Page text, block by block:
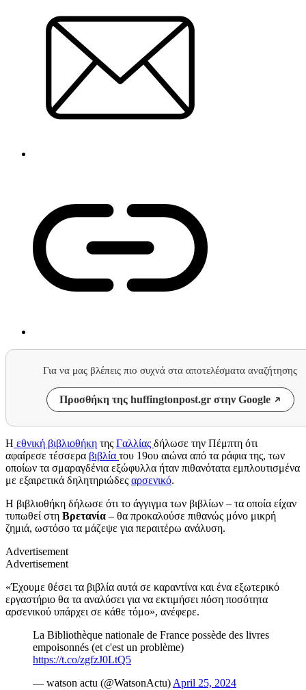
Για να μας βλέπεις πιο συχνά στα αποτελέσματα αναζήτησης
Προσθήκη της huffingtonpost.gr στην Google
Η εθνική βιβλιοθήκη της Γαλλίας δήλωσε την Πέμπτη ότι
αφαίρεσε τέσσερα βιβλία του 19ου αιώνα από τα ράφια της, των
οποίων τα σμαραγδένια εξώφυλλα ήταν πιθανότατα εμπλουτισμένα
με εξαιρετικά δηλητηριώδες αρσενικό.
Η βιβλιοθήκη δήλωσε ότι το άγγιγμα των βιβλίων – τα οποία είχαν
τυπωθεί στη Βρετανία – θα προκαλούσε πιθανώς μόνο μικρή
ζημιά, ωστόσο τα μάζεψε για περαιτέρω ανάλυση.
Advertisement
Advertisement
«Έχουμε θέσει τα βιβλία αυτά σε καραντίνα και ένα εξωτερικό
εργαστήριο θα τα αναλύσει για να εκτιμήσει πόση ποσότητα
αρσενικού υπάρχει σε κάθε τόμο», ανέφερε.
La Bibliothèque nationale de France possède des livres
empoisonnés (et c'est un problème)
https://t.co/zgfzJ0LtQ5
— watson actu (@WatsonActu) April 25, 2024